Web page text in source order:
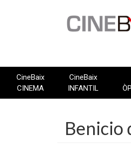
CineBaix
CINEMA
CineBaix
INFANTIL
Benicio